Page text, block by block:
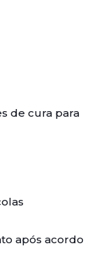
de cura para
após acordo